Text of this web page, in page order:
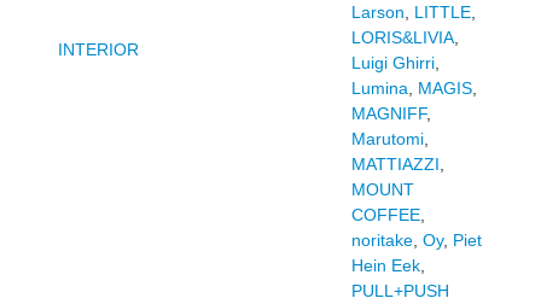
INTERIOR
Larson
LITTLE,
LORIS&LIVIA,
Luigi Ghirri,
Lumina
MAGIS,
MAGNIFF,
Marutomi,
MATTIAZZI
MOUNT
COFFEE,
noritake, Oy, Piet
Hein Eek,
PULL+PUSH